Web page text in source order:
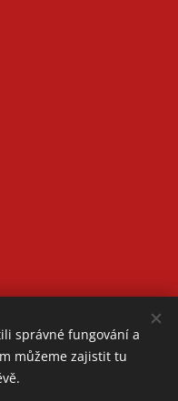
Cookies
správné fungování a
můžeme zajistit tu